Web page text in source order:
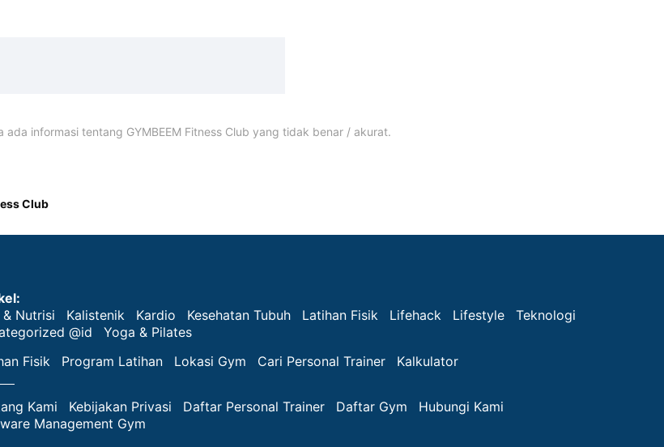
ada informasi tentang GYMBEEM Fitness Club yang tidak benar / akurat.
Club
Nutrisi
Kalistenik Kardio Kesehatan Tubuh Latihan Fisik Lifehack Lifestyle
Teknologi
@id
Yoga & Pilates
Fisik
Program Latihan Lokasi Gym Cari Personal Trainer Kalkulator
Kami Kebijakan Privasi Daftar Personal Trainer Daftar Gym
Hubungi Kami
Management Gym